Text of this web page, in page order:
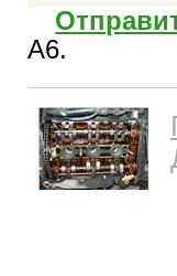
A6.